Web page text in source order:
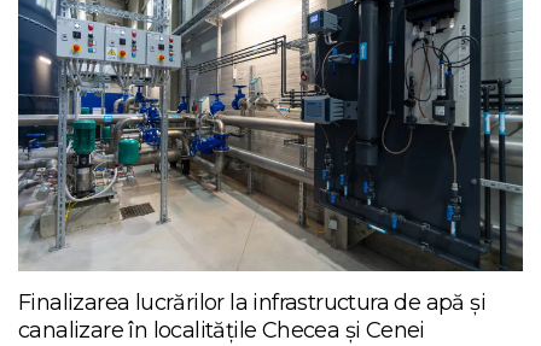
Finalizarea lucrărilor la infrastructura de apă și
canalizare în localitățile Checea și Cenei